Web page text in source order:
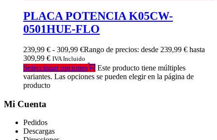
PLACA POTENCIA K05CW-
0501HUE-FLO
239,99 € - 309,99 €Rango de precios: desde 239,99 € hasta
309,99 € IVA Incluido
Seleccionar opciones
Este producto tiene múltiples
variantes. Las opciones se pueden elegir en la página de
producto
Mi Cuenta
Pedidos
Descargas